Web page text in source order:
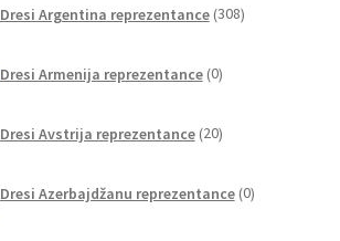
Dresi Argentina reprezentance 308izdelkov
Dresi Armenija reprezentance 0izdelkov
Dresi Avstrija reprezentance 20izdelkov
Dresi Azerbajdžanu reprezentance 0izdelkov